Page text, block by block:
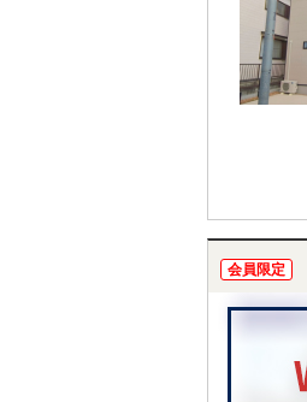
会員限定